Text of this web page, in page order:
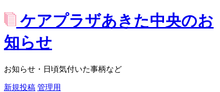
ケアプラザあきた中央のお
知らせ
お知らせ・日頃気付いた事柄など
新規投稿 管理用